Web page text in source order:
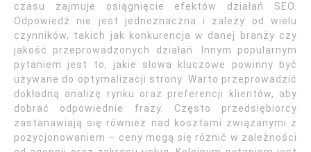
czasu zajmuje osiągnięcie efektów działań SEO.
Odpowiedź nie jest jednoznaczna i zależy od wielu
czynników, takich jak konkurencja w danej branży czy
jakość przeprowadzonych działań. Innym popularnym
pytaniem jest to, jakie słowa kluczowe powinny być
używane do optymalizacji strony. Warto przeprowadzić
dokładną analizę rynku oraz preferencji klientów, aby
dobrać odpowiednie frazy. Często przedsiębiorcy
zastanawiają się również nad kosztami związanymi z
pozycjonowaniem – ceny mogą się różnić w zależności